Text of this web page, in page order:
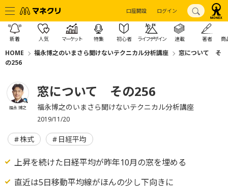
口座開設 ログイン
新着 人気 マーケット 特集 初心者 ライフデザイン 連載 著者 商
HOME 福永博之のいまさら聞けないテクニカル分析講座
窓について そ
の256
福永 博之
窓について その256
福永博之のいまさら聞けないテクニカル分析講座
2019/11/20
株式 日経平均
上昇を続けた日経平均が昨年10月の窓を埋める
直近は5日移動平均線がほんの少し下向きに